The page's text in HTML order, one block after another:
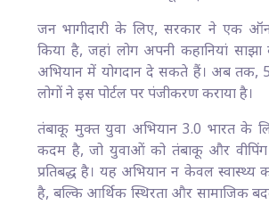
जन भागीदारी के लिए, सरकार ने एक
किया है, जहां लोग अपनी कहानियां
अभियान में योगदान दे सकते हैं। अब तक,
लोगों ने इस पोर्टल पर पंजीकरण कराया है।
तंबाकू मुक्त युवा अभियान 3.0 भारत के
कदम है, जो युवाओं को तंबाकू और
प्रतिबद्ध है। यह अभियान न केवल स्वास्थ्य
है, बल्कि आर्थिक स्थिरता और सामाजिक